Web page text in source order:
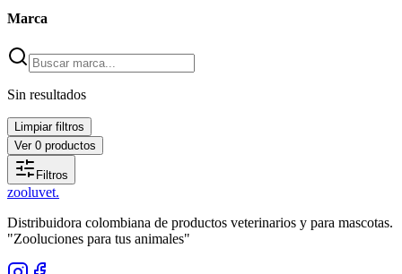
Marca
Sin resultados
Limpiar filtros
Ver 0 productos
Filtros
zooluvet.
Distribuidora colombiana de productos veterinarios y para mascotas.
"Zooluciones para tus animales"